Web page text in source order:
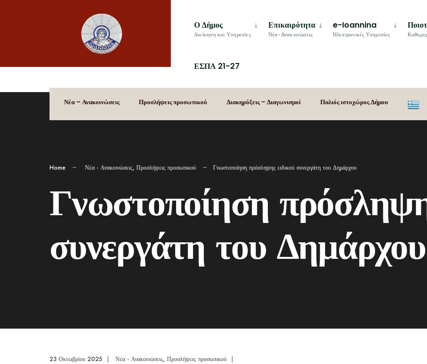
Ο Δήμος
Διοίκηση και Υπηρεσίες
Επικαιρότητα
Νέα-Ανακοινώσεις
e-Ioannina
Ηλεκτρονικές Υπηρεσίες
ΕΣΠΑ 21-27
Νέα – Ανακοινώσεις Προσλήψεις προσωπικού Διακηρύξεις – Διαγωνισμοί Παλιός ιστοχώρος Δήμου
Home Νέα - Ανακοινώσεις, Προσλήψεις προσωπικού Γνωστοποίηση πρόσληψης ειδικού συνεργάτη του Δημάρχου
Γνωστοποίηση
συνεργάτη του Δημάρχου
23 Οκτωβρίου 2025 | Νέα - Ανακοινώσεις, Προσλήψεις προσωπικού |